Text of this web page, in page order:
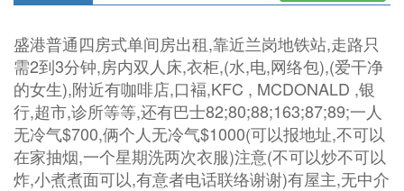
盛港普通四房式单间房出租,靠近兰岗地铁站,走路只
需2到3分钟,房内双人床,衣柜,(水,电,网络包),(爱干净
的女生),附近有咖啡店,口褔,KFC , MCDONALD ,银
行,超市,诊所等等,还有巴士82;80;88;163;87;89;一人
无冷气$700,俩个人无冷气$1000(可以报地址,不可以
在家抽烟,一个星期洗两次衣服)注意(不可以炒不可以
炸,小煮煮面可以,有意者电话联络谢谢)有屋主,无中介